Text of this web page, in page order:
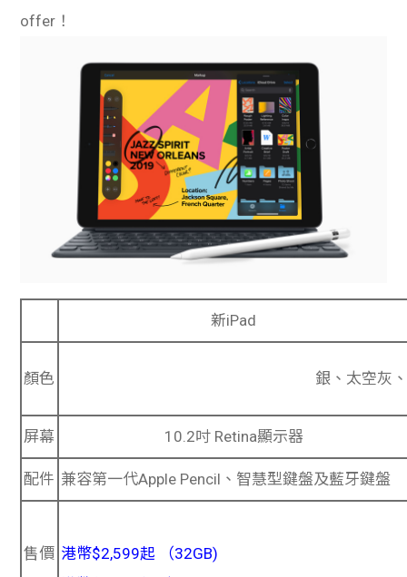
offer！
新iPad
顏色 銀、太空灰
屏幕 10.2吋 Retina顯示器
配件 兼容第一代Apple Pencil、智慧型鍵盤及藍牙鍵盤
售價 港幣$2,599起 （32GB)